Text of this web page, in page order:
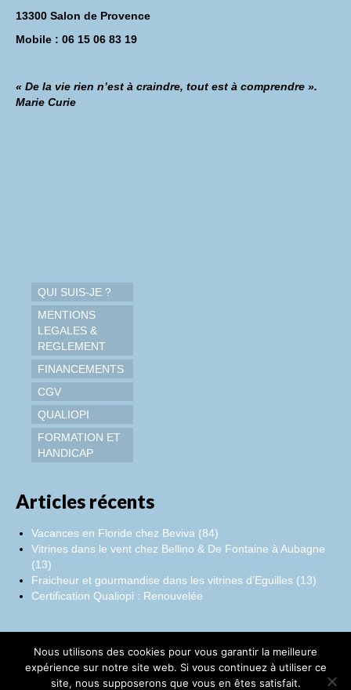
13300 Salon de Provence
Mobile : 06 15 06 83 19
« De la vie rien n’est à craindre, tout est à comprendre ».
Marie Curie
QUI SUIS-JE ?
MENTIONS
LEGALES &
REGLEMENT
FINANCEMENTS
CGV
QUALIOPI
FORMATION ET
HANDICAP
Articles récents
Vacances en Floride chez Beviva (84)
Vitrines dans le vent chez Bellino & De Fontaine à Aubagne
(13)
Fraicheur et gourmandise dans les vitrines d’Eguilles (13)
Certification Qualiopi : Renouvelée
Facebook
Instagram
LinkedIn
Nous utilisons des cookies pour vous garantir la meilleure
expérience sur notre site web. Si vous continuez à utiliser ce
site, nous supposerons que vous en êtes satisfait.